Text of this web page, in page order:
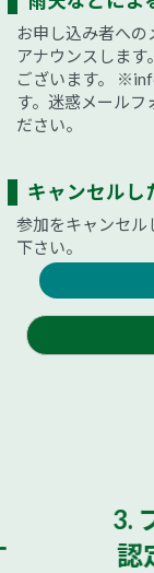
お申し込み者への
アナウンスしま
ございます。
す。迷惑メールフ
ださい。
キャンセルし
参加をキャンセル
下さい。
3. プ
認定